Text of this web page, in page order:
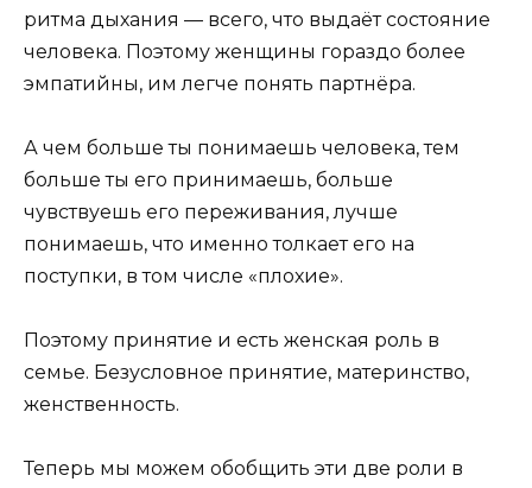
ритма дыхания — всего, что выдаёт состояние
человека. Поэтому женщины гораздо более
эмпатийны, им легче понять партнёра.
А чем больше ты понимаешь человека, тем
больше ты его принимаешь, больше
чувствуешь его переживания, лучше
понимаешь, что именно толкает его на
поступки, в том числе «плохие».
Поэтому принятие и есть женская роль в
семье. Безусловное принятие, материнство,
женственность.
Теперь мы можем обобщить эти две роли в